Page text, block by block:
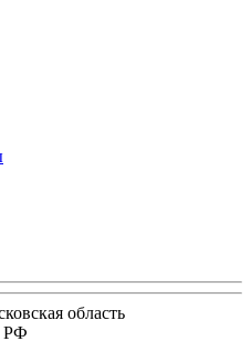
область
РФ